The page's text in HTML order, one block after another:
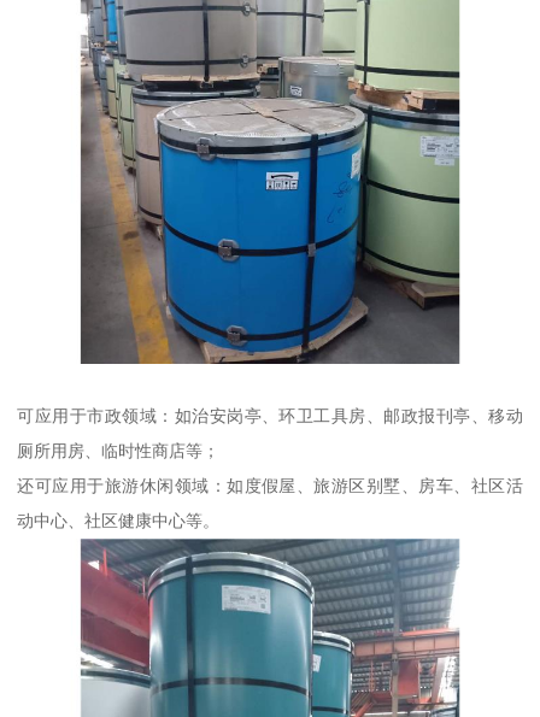
可应用于市政领域：如治安岗亭、环卫工具房、邮政报刊亭、移动
厕所用房、临时性商店等；
还可应用于旅游休闲领域：如度假屋、旅游区别墅、房车、社区活
动中心、社区健康中心等。